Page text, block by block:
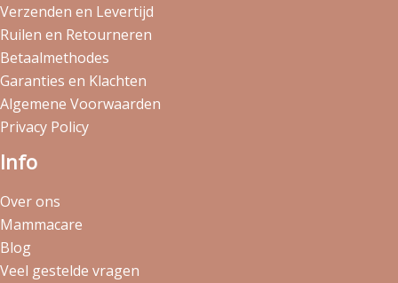
Verzenden en Levertijd
Ruilen en Retourneren
Betaalmethodes
Garanties en Klachten
Algemene Voorwaarden
Privacy Policy
Info
Over ons
Mammacare
Blog
Veel gestelde vragen